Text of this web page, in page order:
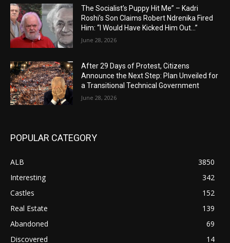
The Socialist’s Puppy Hit Me” – Kadri
Roshi’s Son Claims Robert Ndrenika Fired
Him: “I Would Have Kicked Him Out…”
June 28, 2026
After 29 Days of Protest, Citizens
Announce the Next Step: Plan Unveiled for
a Transitional Technical Government
June 28, 2026
POPULAR CATEGORY
ALB
3850
Interesting
342
Castles
152
Real Estate
139
Abandoned
69
Discovered
14